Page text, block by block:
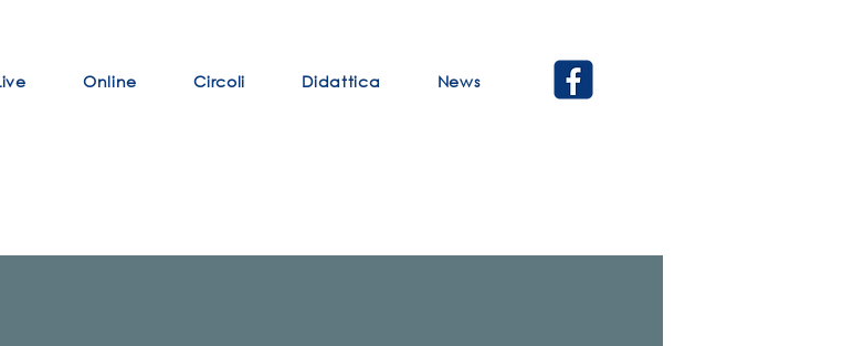
Online Circoli Didattica News